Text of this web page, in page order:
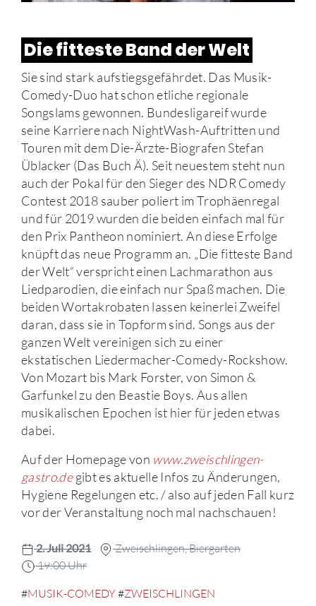
Die fitteste Band der Welt
Sie sind stark aufstiegsgefährdet. Das Musik-
Comedy-Duo hat schon etliche regionale
Songslams gewonnen. Bundesligareif wurde
seine Karriere nach NightWash-Auftritten und
Touren mit dem Die-Ärzte-Biografen Stefan
Üblacker (Das Buch Ä). Seit neuestem steht nun
auch der Pokal für den Sieger des NDR Comedy
Contest 2018 sauber poliert im Trophäenregal
und für 2019 wurden die beiden einfach mal für
den Prix Pantheon nominiert. An diese Erfolge
knüpft das neue Programm an. „Die fitteste Band
der Welt“ verspricht einen Lachmarathon aus
Liedparodien, die einfach nur Spaß machen. Die
beiden Wortakrobaten lassen keinerlei Zweifel
daran, dass sie in Topform sind. Songs aus der
ganzen Welt vereinigen sich zu einer
ekstatischen Liedermacher-Comedy-Rockshow.
Von Mozart bis Mark Forster, von Simon &
Garfunkel zu den Beastie Boys. Aus allen
musikalischen Epochen ist hier für jeden etwas
dabei.
Auf der Homepage von www.zweischlingen-
gastro.degibt es aktuelle Infos zu Änderungen,
Hygiene Regelungen etc. / also auf jeden Fall kurz
vor der Veranstaltung noch mal nachschauen!
2. Juli 2021
Zweischlingen, Biergarten
19:00 Uhr
#MUSIK-COMEDY#ZWEISCHLINGEN